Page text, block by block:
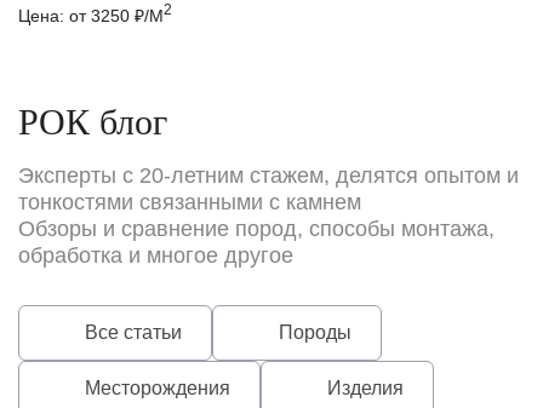
Цена: от 3250 ₽/М2
РОК блог
Эксперты с 20-летним стажем, делятся опытом и
тонкостями связанными с камнем
Обзоры и сравнение пород, способы монтажа,
обработка и многое другое
Все статьи Породы
Месторождения Изделия